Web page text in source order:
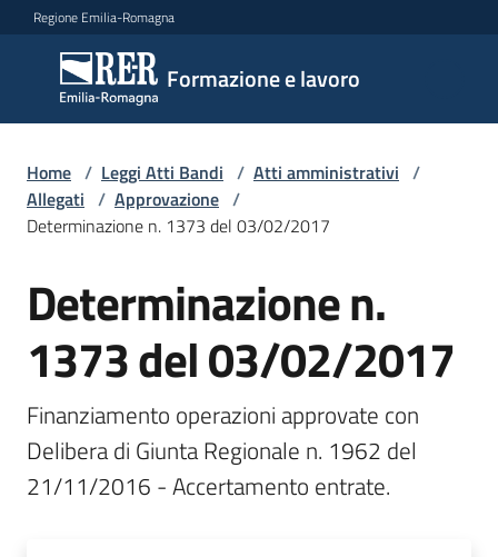
Vai al contenuto
Vai alla navigazione
Vai al footer
Regione Emilia-Romagna
Formazione e lavoro
Formazione
e lavoro
Argomenti
Novità
Servizi
Leggi
Atti
Home / Leggi Atti Bandi / Atti amministrativi /
Allegati / Approvazione /
Determinazione n. 1373 del 03/02/2017
Determinazione n.
1373 del 03/02/2017
Finanziamento operazioni approvate con
Delibera di Giunta Regionale n. 1962 del
21/11/2016 - Accertamento entrate.